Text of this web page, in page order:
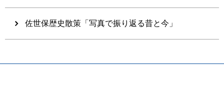
佐世保歴史散策「写真で振り返る昔と今」